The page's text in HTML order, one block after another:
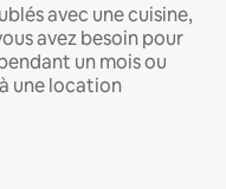
avec une cuisine,
avez besoin pour
un mois ou
une location